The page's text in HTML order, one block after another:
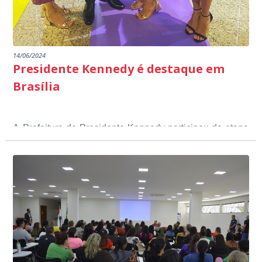
14/06/2024
Presidente Kennedy é destaque em
Brasília
A Prefeitura de Presidente Kennedy participou da etapa
nacional do 12º Prêmio Sebrae Prefeitura
Empreendedora, que visou valorizar e destacar o papel
dos gestores públicos comprometidos com o
desenvolvimento socioeconômico dos municípios, a
partir de iniciativas que estimulam o empreendedorismo,
a competitividade dos pequenos negócios e a
modernização da gestão pública local. O evento
aconteceu nesta terça-feira (11) em Brasília.